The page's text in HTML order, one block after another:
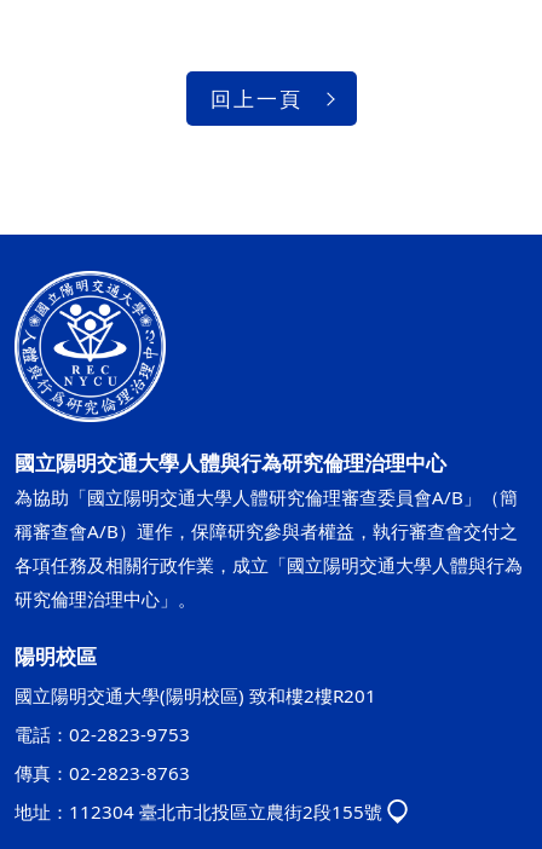
回上一頁
國立陽明交通大學人體與行為研究倫理治理中心
為協助「國立陽明交通大學人體研究倫理審查委員會A/B」（簡
稱審查會A/B）運作，保障研究參與者權益，執行審查會交付之
各項任務及相關行政作業，成立「國立陽明交通大學人體與行為
研究倫理治理中心」。
陽明校區
國立陽明交通大學(陽明校區) 致和樓2樓R201
電話：02-2823-9753
傳真：02-2823-8763
地址：112304 臺北市北投區立農街2段155號